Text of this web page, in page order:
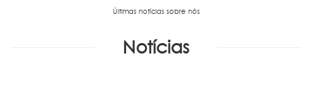
Últimas notícias sobre nós
Notícias